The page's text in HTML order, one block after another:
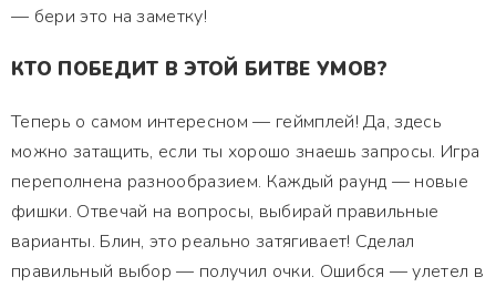
— бери это на заметку!
КТО ПОБЕДИТ В ЭТОЙ БИТВЕ УМОВ?
Теперь о самом интересном — геймплей! Да, здесь
можно затащить, если ты хорошо знаешь запросы. Игра
переполнена разнообразием. Каждый раунд — новые
фишки. Отвечай на вопросы, выбирай правильные
варианты. Блин, это реально затягивает! Сделал
правильный выбор — получил очки. Ошибся — улетел в